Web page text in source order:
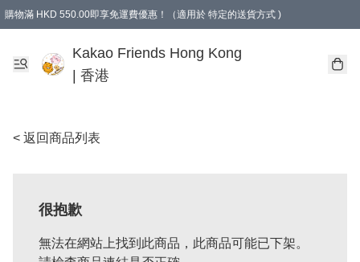
購物滿 HKD 550.00即享免運費優惠！（適用於 特定的送貨方式 )
Kakao Friends Hong Kong
| 香港
< 返回商品列表
很抱歉
無法在網站上找到此商品，此商品可能已下架。